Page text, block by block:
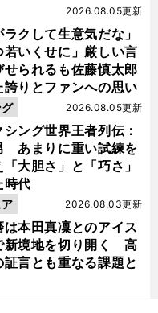
ラクして生意気だな」
若いくせに」厳しい言
せられるも佐藤慎太郎
誇りとファンへの思い
2026.08.05更新
シング世界王者列伝：
あまりに重い試練を
大胆さ」と「巧さ」
時代
2026.08.05更新
は本田真凜とのアイス
新境地を切り開く 高
証言とも重なる課題と
2026.08.03更新